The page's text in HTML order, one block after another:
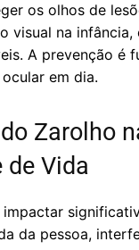
os olhos de
visual na infância,
A prevenção é
em dia.
Zarolho
de Vida
da pessoa,